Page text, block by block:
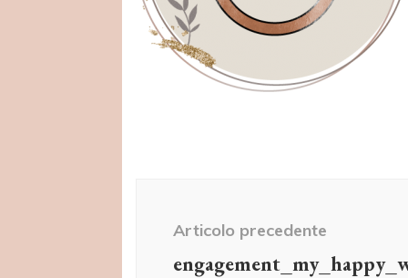
articolo
Articolo precedente